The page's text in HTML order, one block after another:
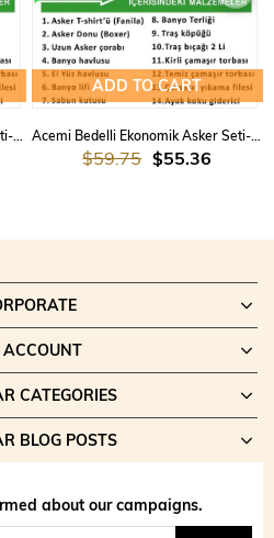
uygun ve dayanıklıdır.
için akıllıca hazırlanmış bir
ADD TO CART
Acemi Bedelli Ekonomik Asker Seti-Amasya Asker Malzemeleri 3 lü Set
$55.36
$59.75
ACCOUNT
CATEGORIES
BLOG POSTS
about our campaigns.